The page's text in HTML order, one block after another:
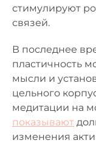
стимулируют
связей.
В последнее
пластичность
мысли и
цельного
медитации на
показывают
изменения